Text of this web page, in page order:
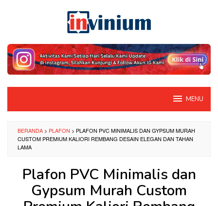
MENU
BERANDA > PLAFON > PLAFON PVC MINIMALIS DAN GYPSUM MURAH
CUSTOM PREMIUM KALIORI REMBANG DESAIN ELEGAN DAN TAHAN
LAMA
Plafon PVC Minimalis dan
Gypsum Murah Custom